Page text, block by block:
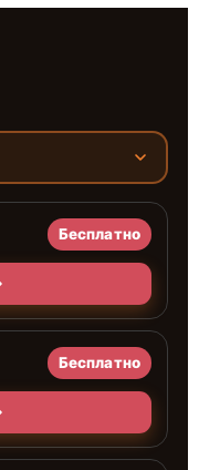
Бесплатно
Бесплатно